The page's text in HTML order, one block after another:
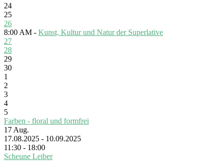
24
25
26
8:00 AM - Kunst, Kultur und Natur der Superlative
27
28
29
30
1
2
3
4
5
Farben - floral und formfrei
17 Aug.
17.08.2025 - 10.09.2025
11:30 - 18:00
Scheune Leiber